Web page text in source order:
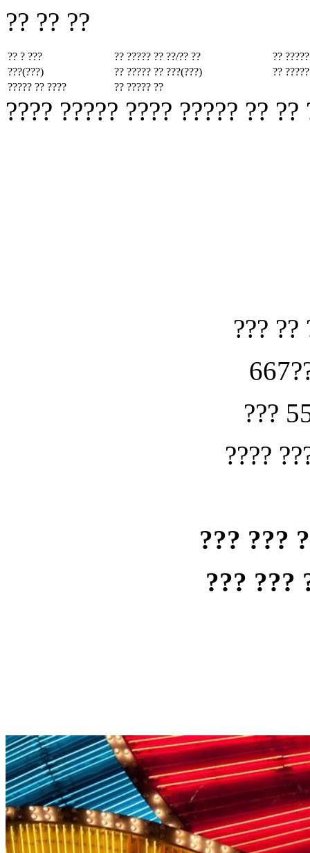
?? ?? ??
?? ? ??? ?? ????? ?? ??/?? ??
??
???(???)
?? ????? ?? ???(???)
??
????? ?? ????
?? ????? ??
???? ????? ???? ????? ??
??? ??
???
????
??? ???
??? ???